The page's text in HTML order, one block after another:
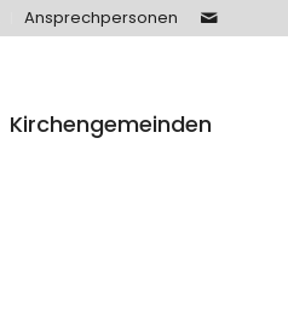
Ansprechpersonen
Kirchengemeinden